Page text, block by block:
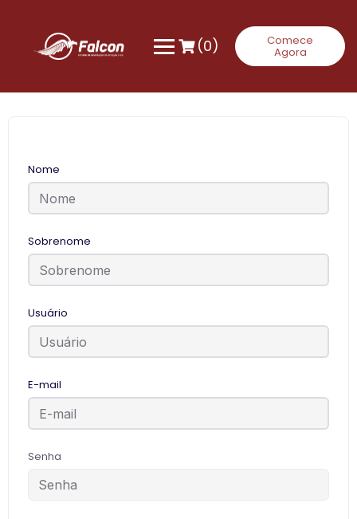
(0) Comece
Agora
Nome
Sobrenome
Usuário
E-mail
Senha